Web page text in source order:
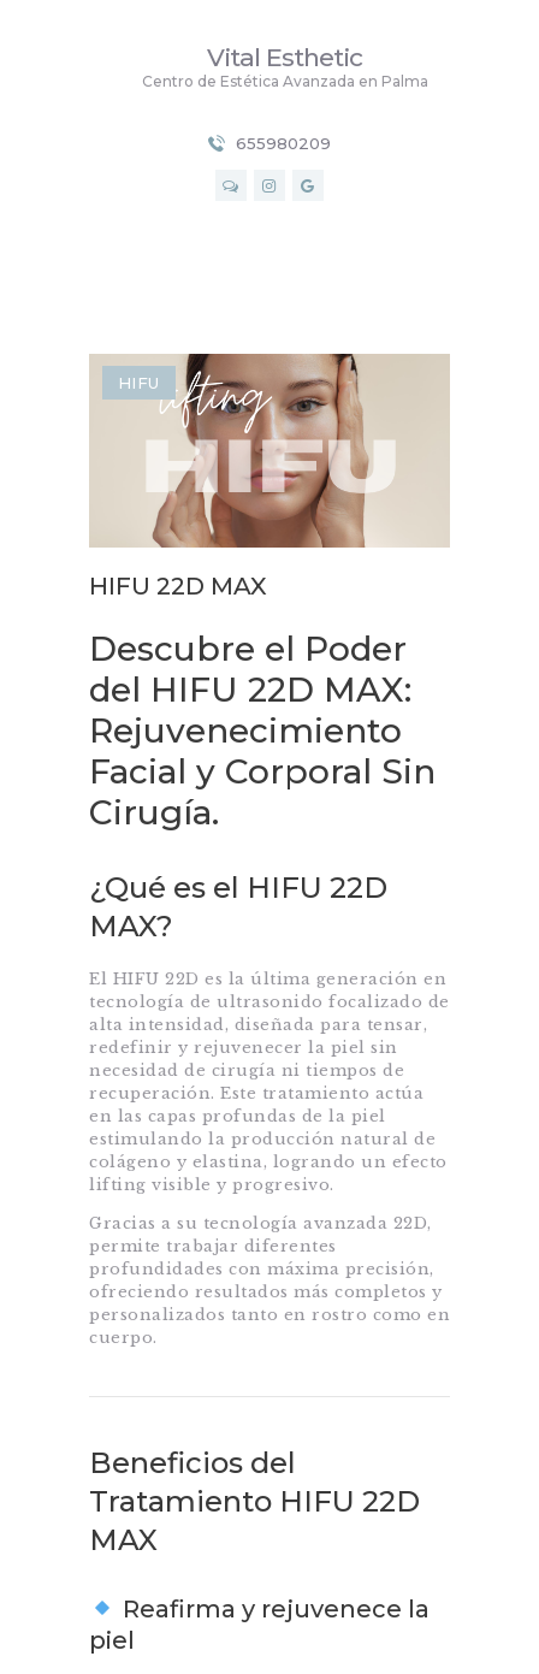
Vital Esthetic
Centro de Estética Avanzada en Palma
655980209
Vital Esthetic
BLOG
HIFU
HIFU 22D MAX
Descubre el Poder
del HIFU 22D MAX:
Rejuvenecimiento
Facial y Corporal Sin
Cirugía.
¿Qué es el HIFU 22D
MAX?
El HIFU 22D es la última generación en
tecnología de ultrasonido focalizado de
alta intensidad, diseñada para tensar,
redefinir y rejuvenecer la piel sin
necesidad de cirugía ni tiempos de
recuperación. Este tratamiento actúa
en las capas profundas de la piel
estimulando la producción natural de
colágeno y elastina, logrando un efecto
lifting visible y progresivo.
Gracias a su tecnología avanzada 22D,
permite trabajar diferentes
profundidades con máxima precisión,
ofreciendo resultados más completos y
personalizados tanto en rostro como en
cuerpo.
Beneficios del
Tratamiento HIFU 22D
MAX
Reafirma y rejuvenece la
piel